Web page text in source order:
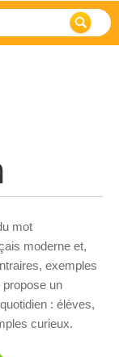
mot
moderne et,
exemples
propose un
: élèves,
curieux.